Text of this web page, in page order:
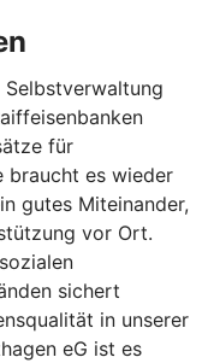
für
braucht es wieder
gutes Miteinander,
vor Ort.
sichert
in unserer
eG ist es